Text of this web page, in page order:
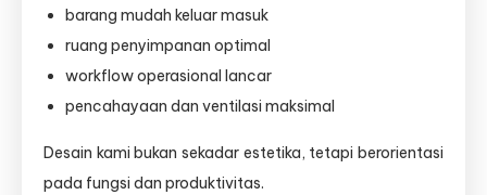
barang mudah keluar masuk
ruang penyimpanan optimal
workflow operasional lancar
pencahayaan dan ventilasi maksimal
Desain kami bukan sekadar estetika, tetapi berorientasi
pada fungsi dan produktivitas.